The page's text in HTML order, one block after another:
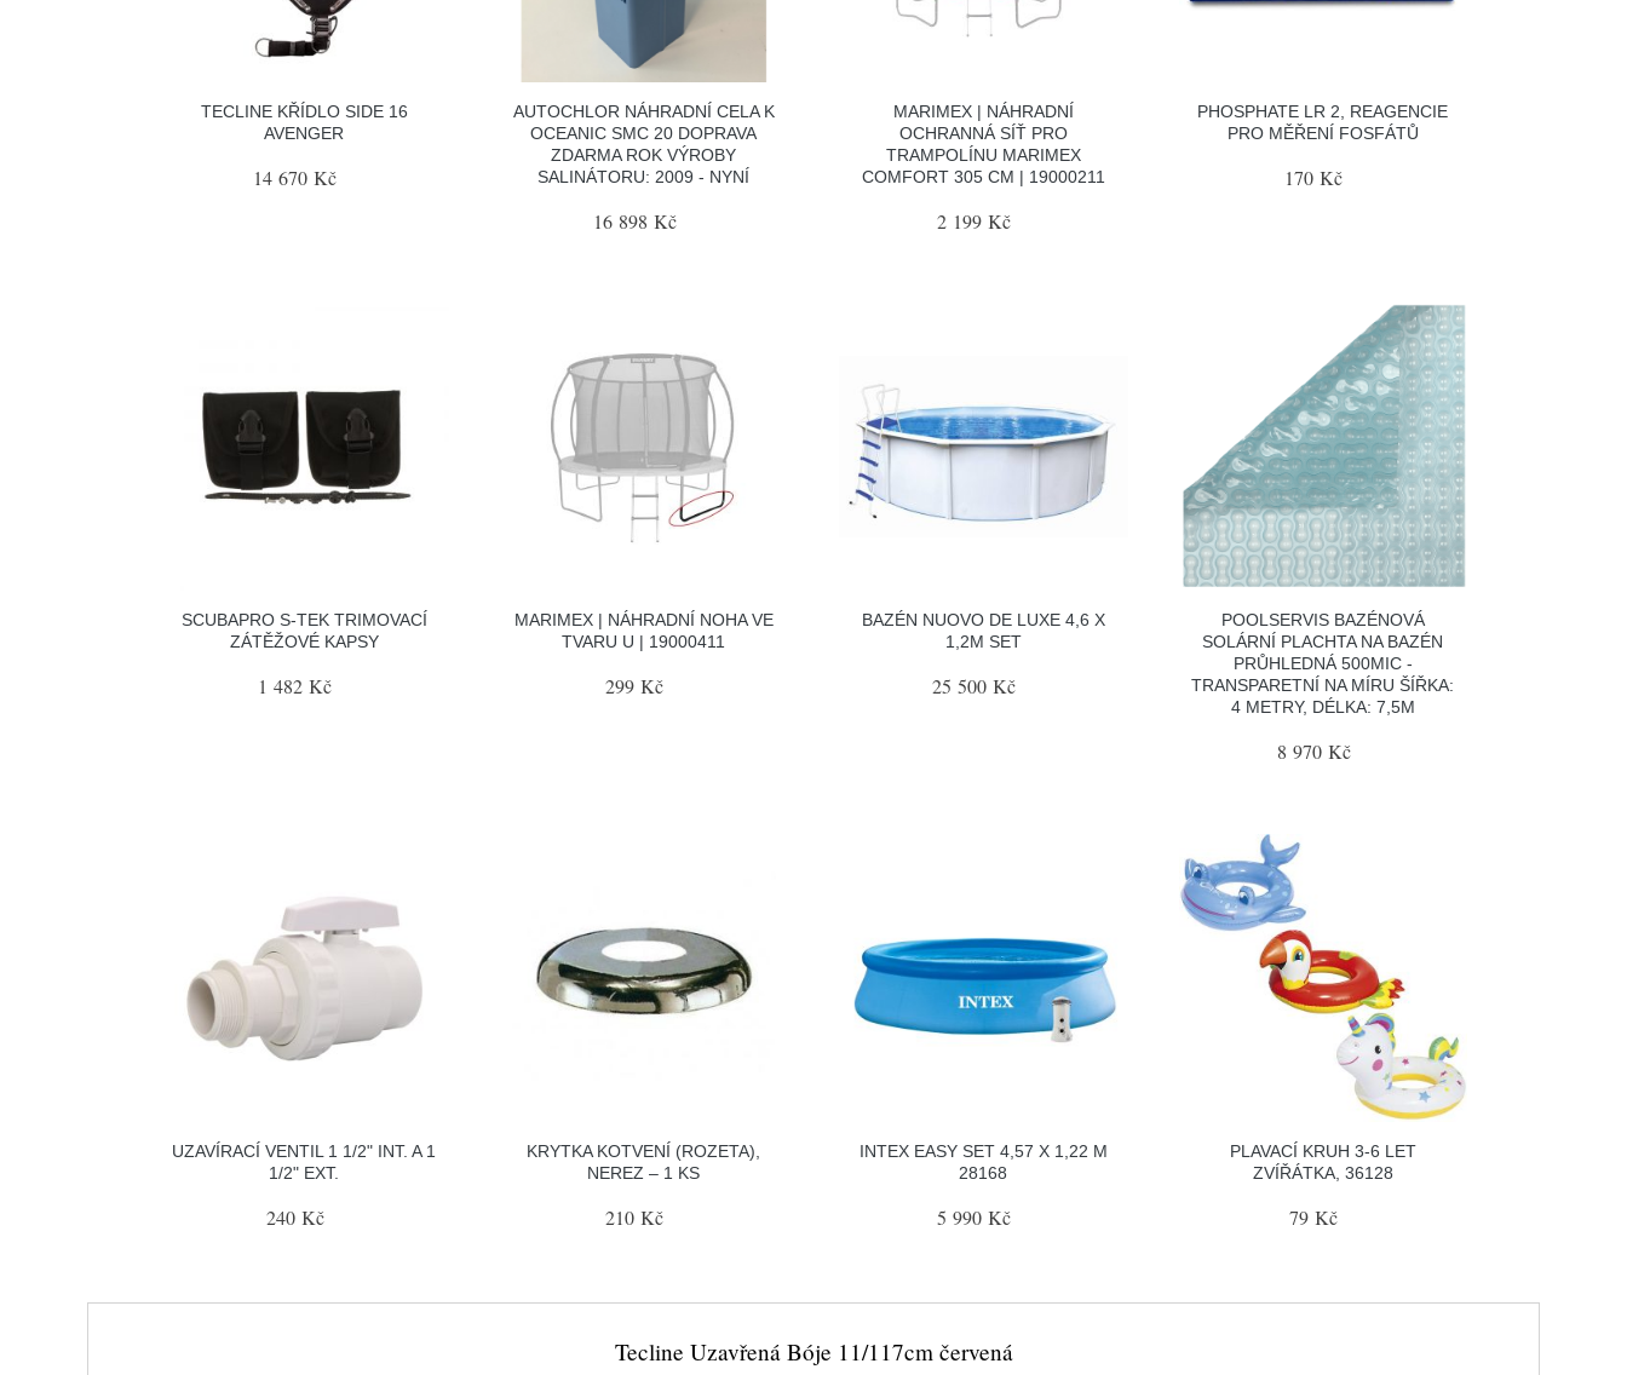
TECLINE KŘÍDLO SIDE 16
AVENGER
14 670 Kč
AUTOCHLOR NÁHRADNÍ CELA K
OCEANIC SMC 20 DOPRAVA
ZDARMA ROK VÝROBY
SALINÁTORU: 2009 - NYNÍ
16 898 Kč
MARIMEX | NÁHRADNÍ
OCHRANNÁ SÍŤ PRO
TRAMPOLÍNU MARIMEX
COMFORT 305 CM | 19000211
2 199 Kč
PHOSPHATE LR 2, REAGENCIE
PRO MĚŘENÍ FOSFÁTŮ
170 Kč
SCUBAPRO S-TEK TRIMOVACÍ
ZÁTĚŽOVÉ KAPSY
1 482 Kč
MARIMEX | NÁHRADNÍ NOHA VE
TVARU U | 19000411
299 Kč
BAZÉN NUOVO DE LUXE 4,6 X
1,2M SET
25 500 Kč
POOLSERVIS BAZÉNOVÁ
SOLÁRNÍ PLACHTA NA BAZÉN
PRŮHLEDNÁ 500MIC -
TRANSPARETNÍ NA MÍRU ŠÍŘKA:
4 METRY, DÉLKA: 7,5M
8 970 Kč
UZAVÍRACÍ VENTIL 1 1/2" INT. A 1
1/2" EXT.
240 Kč
KRYTKA KOTVENÍ (ROZETA),
NEREZ – 1 KS
210 Kč
INTEX EASY SET 4,57 X 1,22 M
28168
5 990 Kč
PLAVACÍ KRUH 3-6 LET
ZVÍŘÁTKA, 36128
79 Kč
Tecline Uzavřená Bóje 11/117cm červená